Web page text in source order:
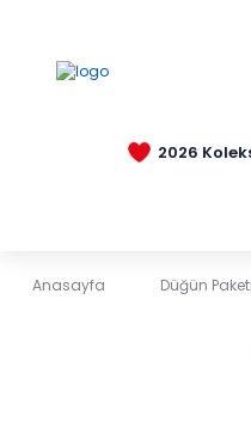
2026
Anasayfa Düğün Paketi